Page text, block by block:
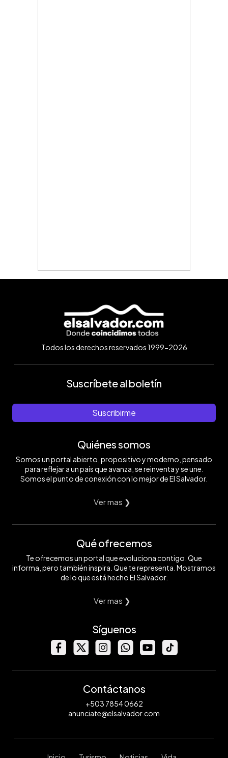
Todos los derechos reservados 1999-2026
Suscríbete al boletín
Suscribirme
Quiénes somos
Somos un portal abierto, propositivo y moderno, pensado
para reflejar a un país que avanza, se reinventa y se une.
Somos el punto de conexión con lo mejor de El Salvador.
Ver mas ❯
Qué ofrecemos
Te ofrecemos un portal que evoluciona contigo. Que
informa, pero también inspira. Que te representa. Mostramos
de lo que está hecho El Salvador.
Ver mas ❯
Síguenos
Contáctanos
+503 7854 0662
anunciate@elsalvador.com